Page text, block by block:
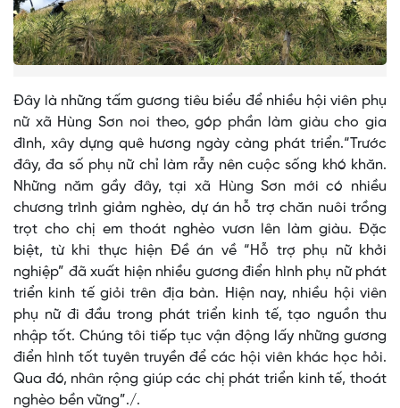
Đây là những tấm gương tiêu biểu để nhiều hội viên phụ
nữ xã Hùng Sơn noi theo, góp phần làm giàu cho gia
đình, xây dựng quê hương ngày càng phát triển.“Trước
đây, đa số phụ nữ chỉ làm rẫy nên cuộc sống khó khăn.
Những năm gầy đây, tại xã Hùng Sơn mới có nhiều
chương trình giảm nghèo, dự án hỗ trợ chăn nuôi trồng
trọt cho chị em thoát nghèo vươn lên làm giàu. Đặc
biệt, từ khi thực hiện Đề án về “Hỗ trợ phụ nữ khởi
nghiệp” đã xuất hiện nhiều gương điển hình phụ nữ phát
triển kinh tế giỏi trên địa bàn. Hiện nay, nhiều hội viên
phụ nữ đi đầu trong phát triển kinh tế, tạo nguồn thu
nhập tốt. Chúng tôi tiếp tục vận động lấy những gương
điển hình tốt tuyên truyền để các hội viên khác học hỏi.
Qua đó, nhân rộng giúp các chị phát triển kinh tế, thoát
nghèo bền vững”./.